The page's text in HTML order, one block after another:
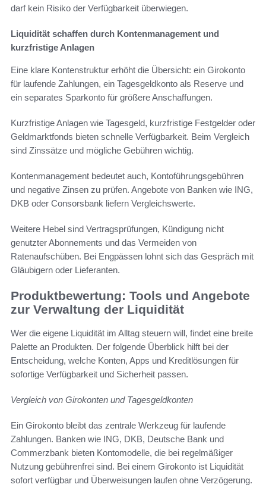
darf kein Risiko der Verfügbarkeit überwiegen.
Liquidität schaffen durch Kontenmanagement und
kurzfristige Anlagen
Eine klare Kontenstruktur erhöht die Übersicht: ein Girokonto
für laufende Zahlungen, ein Tagesgeldkonto als Reserve und
ein separates Sparkonto für größere Anschaffungen.
Kurzfristige Anlagen wie Tagesgeld, kurzfristige Festgelder oder
Geldmarktfonds bieten schnelle Verfügbarkeit. Beim Vergleich
sind Zinssätze und mögliche Gebühren wichtig.
Kontenmanagement bedeutet auch, Kontoführungsgebühren
und negative Zinsen zu prüfen. Angebote von Banken wie ING,
DKB oder Consorsbank liefern Vergleichswerte.
Weitere Hebel sind Vertragsprüfungen, Kündigung nicht
genutzter Abonnements und das Vermeiden von
Ratenaufschüben. Bei Engpässen lohnt sich das Gespräch mit
Gläubigern oder Lieferanten.
Produktbewertung: Tools und Angebote
zur Verwaltung der Liquidität
Wer die eigene Liquidität im Alltag steuern will, findet eine breite
Palette an Produkten. Der folgende Überblick hilft bei der
Entscheidung, welche Konten, Apps und Kreditlösungen für
sofortige Verfügbarkeit und Sicherheit passen.
Vergleich von Girokonten und Tagesgeldkonten
Ein Girokonto bleibt das zentrale Werkzeug für laufende
Zahlungen. Banken wie ING, DKB, Deutsche Bank und
Commerzbank bieten Kontomodelle, die bei regelmäßiger
Nutzung gebührenfrei sind. Bei einem Girokonto ist Liquidität
sofort verfügbar und Überweisungen laufen ohne Verzögerung.